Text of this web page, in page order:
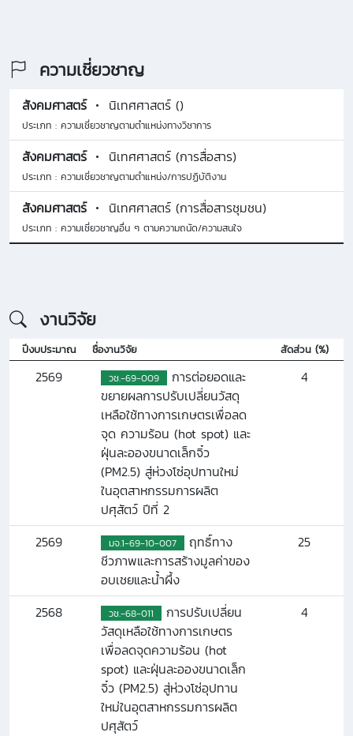
ความเชี่ยวชาญ
สังคมศาสตร์ นิเทศศาสตร์ ()
ประเภท : ความเชี่ยวชาญตามตำแหน่งทางวิชาการ
สังคมศาสตร์ นิเทศศาสตร์ (การสื่อสาร)
ประเภท : ความเชี่ยวชาญตามตำแหน่ง/การปฏิบัติงาน
สังคมศาสตร์ นิเทศศาสตร์ (การสื่อสารชุมชน)
ประเภท : ความเชี่ยวชาญอื่น ๆ ตามความถนัด/ความสนใจ
งานวิจัย
ปีงบประมาณ ชื่องานวิจัย สัดส่วน (%)
2569 วช.-69-009
การต่อยอดและ
ขยายผลการปรับเปลี่ยนวัสดุ
เหลือใช้ทางการเกษตรเพื่อลด
จุด ความร้อน (hot spot) และ
ฝุ่นละอองขนาดเล็กจิ๋ว
(PM2.5) สู่ห่วงโซ่อุปทานใหม่
ในอุตสาหกรรมการผลิต
ปศุสัตว์ ปีที่ 2
4
2569 มจ.1-69-10-007
ฤทธิ์ทาง
ชีวภาพและการสร้างมูลค่าของ
อบเชยและน้ำผึ้ง
25
2568 วช.-68-011
การปรับเปลี่ยน
วัสดุเหลือใช้ทางการเกษตร
เพื่อลดจุดความร้อน (hot
spot) และฝุ่นละอองขนาดเล็ก
จิ๋ว (PM2.5) สู่ห่วงโซ่อุปทาน
ใหม่ในอุตสาหกรรมการผลิต
ปศุสัตว์
4